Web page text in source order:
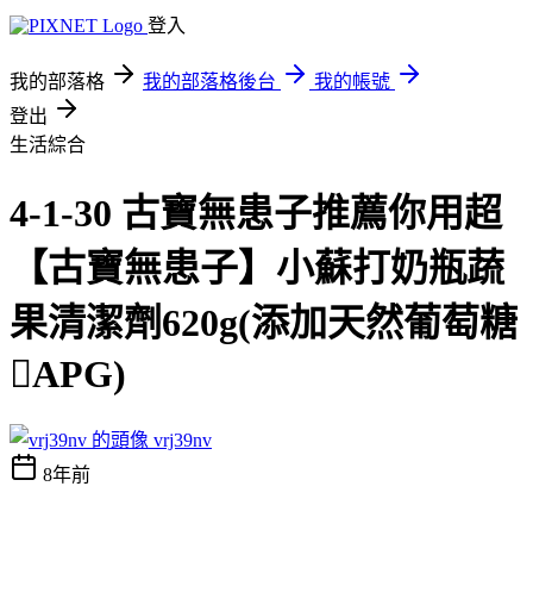
登入
我的部落格 我的部落格後台
我的帳號
登出
生活綜合
4-1-30 古寶無患子推薦你用超
【古寶無患子】小蘇打奶瓶蔬
果清潔劑620g(添加天然葡萄糖
APG)
vrj39nv
8年前